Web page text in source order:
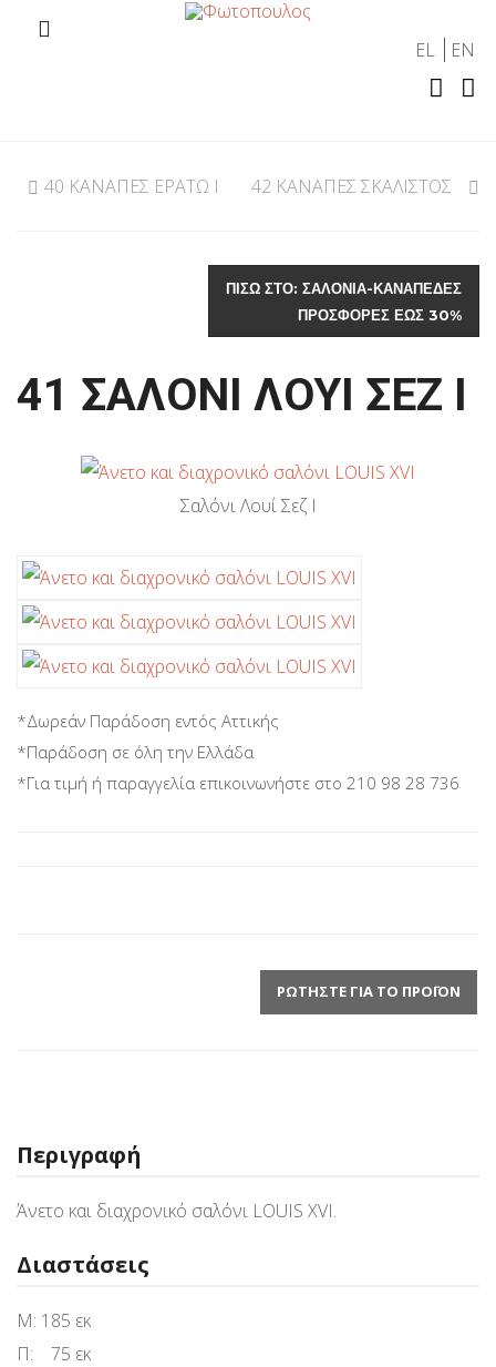
EL EN
40 ΚΑΝΑΠΕΣ ΕΡΑΤΩ Ι 42 ΚΑΝΑΠΕΣ ΣΚΑΛΙΣΤΟΣ
ΠΊΣΩ ΣΤΟ: ΣΑΛΟΝΙΑ-ΚΑΝΑΠΕΔΕΣ
ΠΡΟΣΦΟΡΕΣ ΕΩΣ 30%
41 ΣΑΛΟΝΙ ΛΟΥΙ ΣΕΖ Ι
Σαλόνι Λουί Σεζ Ι
*Δωρεάν Παράδοση εντός Αττικής
*Παράδοση σε όλη την Ελλάδα
*Για τιμή ή παραγγελία επικοινωνήστε στο 210 98 28 736
ΡΩΤΉΣΤΕ ΓΙΑ ΤΟ ΠΡΟΪΌΝ
Περιγραφή
Άνετο και διαχρονικό σαλόνι LOUIS XVI.
Διαστάσεις
Μ: 185 εκ
Π: 75 εκ